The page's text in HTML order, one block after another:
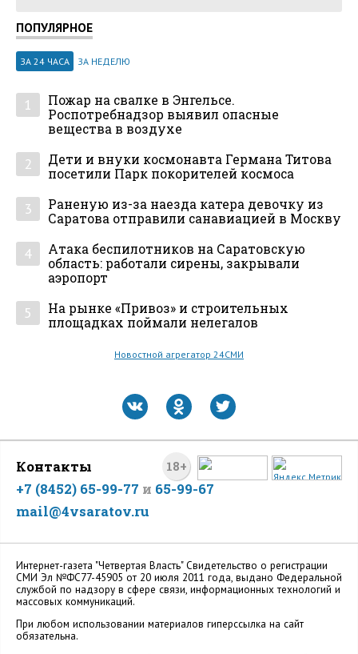
ПОПУЛЯРНОЕ
ЗА 24 ЧАСА ЗА НЕДЕЛЮ
1
Пожар на свалке в Энгельсе.
Роспотребнадзор выявил опасные
вещества в воздухе
2
Дети и внуки космонавта Германа Титова
посетили Парк покорителей космоса
3
Раненую из-за наезда катера девочку из
Саратова отправили санавиацией в Москву
4
Атака беспилотников на Саратовскую
область: работали сирены, закрывали
аэропорт
5
На рынке «Привоз» и строительных
площадках поймали нелегалов
Новостной агрегатор 24СМИ
18+
Контакты
+7 (8452) 65-99-77 и 65-99-67
mail@4vsaratov.ru
Интернет-газета "Четвертая Власть" Cвидетельство о регистрации
СМИ Эл №ФС77-45905 от 20 июля 2011 года, выдано Федеральной
службой по надзору в сфере связи, информационных технологий и
массовых коммуникаций.
При любом использовании материалов гиперссылка на сайт
обязательна.